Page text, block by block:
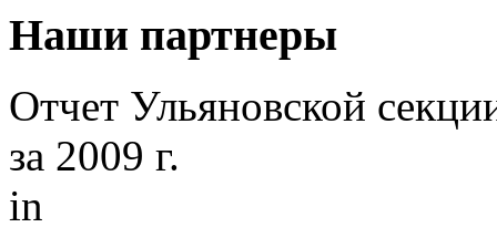
Наши партнеры
Отчет Ульяновской
за 2009 г.
in